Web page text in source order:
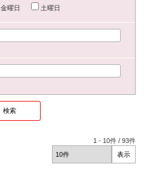
金曜日 土曜日
1 - 10件 /93件